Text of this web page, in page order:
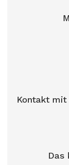
Kontakt
Das